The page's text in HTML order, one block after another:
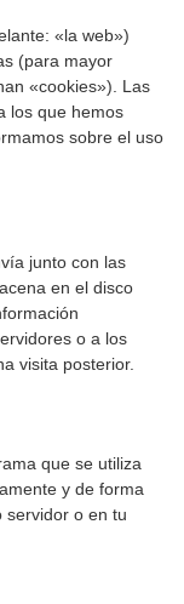
«la web»)
(para mayor
«cookies»). Las
los que hemos
sobre el uso
junto con las
en el disco
o a los
visita posterior.
que se utiliza
y de forma
servidor o en tu